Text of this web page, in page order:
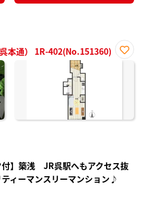
本通） 1R-402(No.151360)
お気
付】築浅 JR呉駅へもアクセス抜
ィーマンスリーマンション♪